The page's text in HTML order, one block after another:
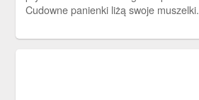
Cudowne panienki liżą swoje muszelki.